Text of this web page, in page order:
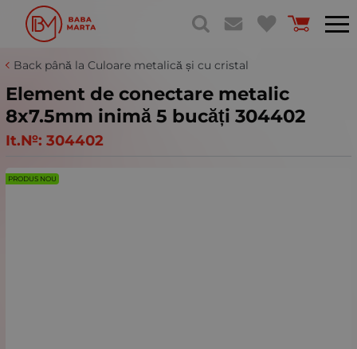
Back până la Culoare metalică și cu cristal
Element de conectare metalic
8x7.5mm inimă 5 bucăți 304402
It.№: 304402
PRODUS NOU